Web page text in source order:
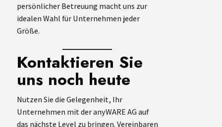
persönlicher Betreuung macht uns zur
idealen Wahl für Unternehmen jeder
Größe.
Kontaktieren Sie
uns noch heute
Nutzen Sie die Gelegenheit, Ihr
Unternehmen mit der anyWARE AG auf
das nächste Level zu bringen. Vereinbaren